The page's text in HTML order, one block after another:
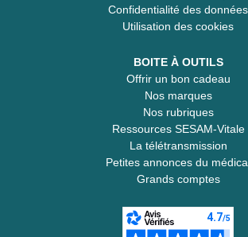
Confidentialité des données
Utilisation des cookies
BOITE À OUTILS
Offrir un bon cadeau
Nos marques
Nos rubriques
Ressources SESAM-Vitale
La télétransmission
Petites annonces du
Grands comptes